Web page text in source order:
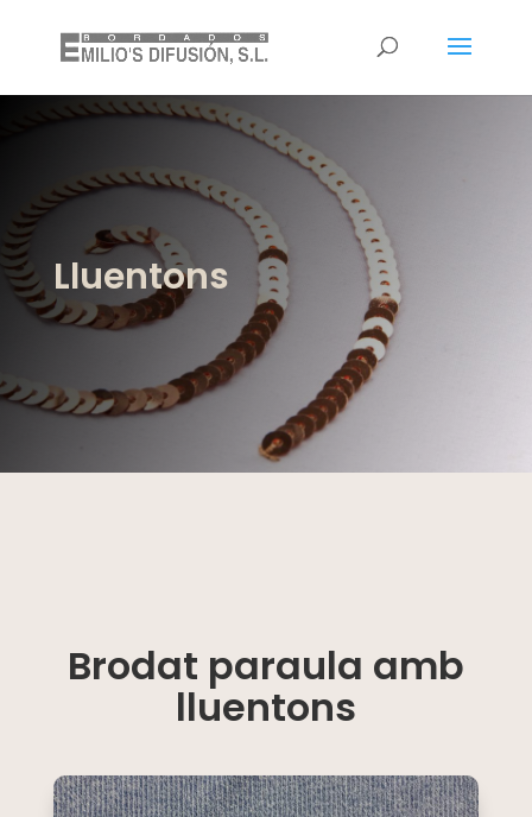
Lluentons
Brodat paraula amb
lluentons